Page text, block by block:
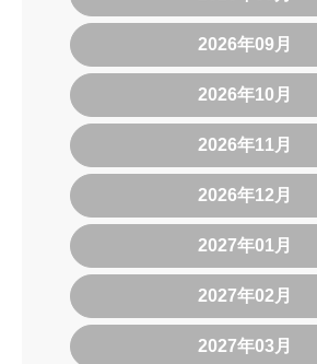
2026年09月
2026年10月
2026年11月
2026年12月
2027年01月
2027年02月
2027年03月